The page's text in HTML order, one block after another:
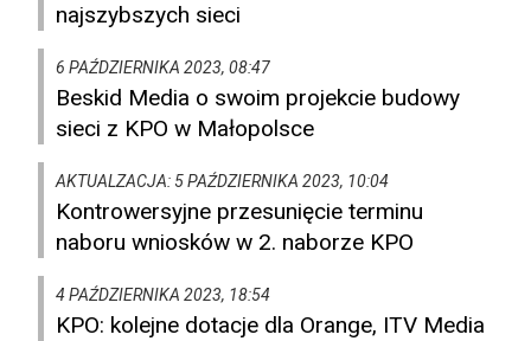
najszybszych sieci
6 PAŹDZIERNIKA 2023, 08:47
Beskid Media o swoim projekcie budowy
sieci z KPO w Małopolsce
AKTUALZACJA: 5 PAŹDZIERNIKA 2023, 10:04
Kontrowersyjne przesunięcie terminu
naboru wniosków w 2. naborze KPO
4 PAŹDZIERNIKA 2023, 18:54
KPO: kolejne dotacje dla Orange, ITV Media